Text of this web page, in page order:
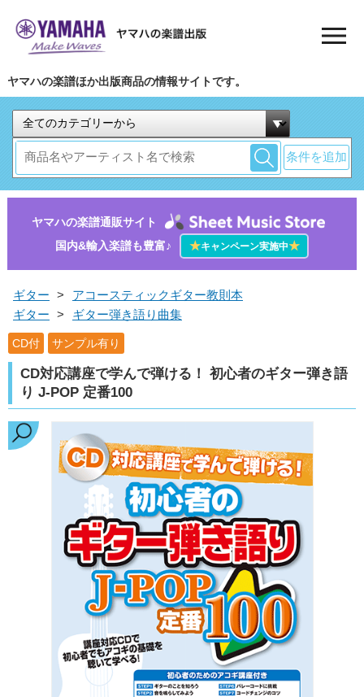
ヤマハの楽譜ほか出版商品の情報サイトです。
条件を追加
ヤマハの楽譜通販サイト
国内&輸入楽譜も豊富♪
★キャンペーン実施中★
ギター >
アコースティックギター教則本
ギター > ギター弾き語り曲集
CD付 サンプル有り
CD対応講座で学んで弾ける！ 初心者のギター弾き語
り J-POP 定番100